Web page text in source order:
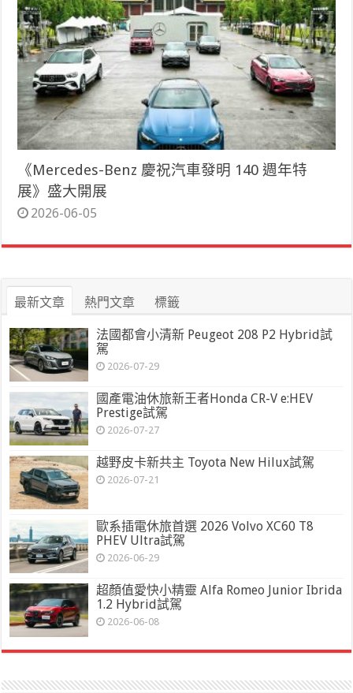
《Mercedes-Benz 慶祝汽車發明 140 週年特
展》盛大開展
2026-06-05
最新文章 熱門文章 標籤
法國都會小清新 Peugeot 208 P2 Hybrid試
駕
2026-07-29
國產電油休旅新王者Honda CR-V e:HEV
Prestige試駕
2026-07-27
越野皮卡新共主 Toyota New Hilux試駕
2026-07-21
歐系插電休旅首選 2026 Volvo XC60 T8
PHEV Ultra試駕
2026-06-29
超顏值愛快小精靈 Alfa Romeo Junior Ibrida
1.2 Hybrid試駕
2026-06-08